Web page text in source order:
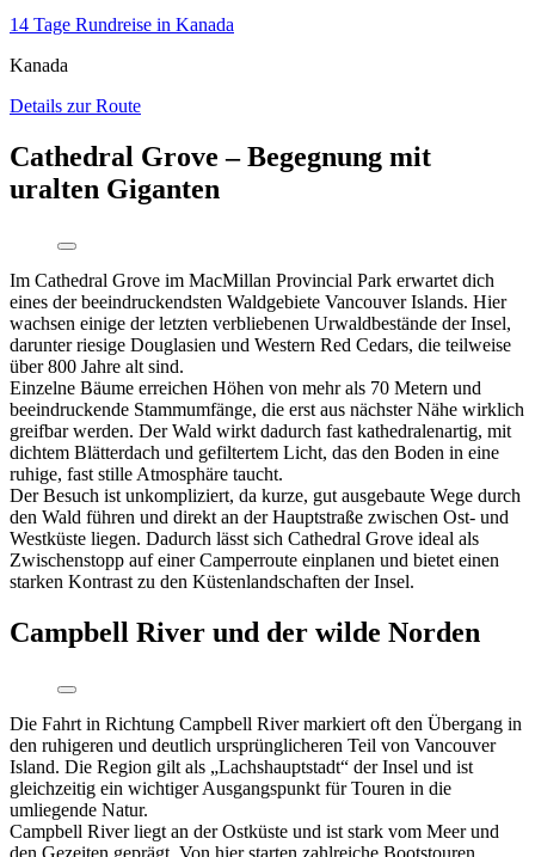
14 Tage Rundreise in Kanada
Kanada
Details zur Route
Cathedral Grove – Begegnung mit
uralten Giganten
Im Cathedral Grove im MacMillan Provincial Park erwartet dich
eines der beeindruckendsten Waldgebiete Vancouver Islands. Hier
wachsen einige der letzten verbliebenen Urwaldbestände der Insel,
darunter riesige Douglasien und Western Red Cedars, die teilweise
über 800 Jahre alt sind.
Einzelne Bäume erreichen Höhen von mehr als 70 Metern und
beeindruckende Stammumfänge, die erst aus nächster Nähe wirklich
greifbar werden. Der Wald wirkt dadurch fast kathedralenartig, mit
dichtem Blätterdach und gefiltertem Licht, das den Boden in eine
ruhige, fast stille Atmosphäre taucht.
Der Besuch ist unkompliziert, da kurze, gut ausgebaute Wege durch
den Wald führen und direkt an der Hauptstraße zwischen Ost- und
Westküste liegen. Dadurch lässt sich Cathedral Grove ideal als
Zwischenstopp auf einer Camperroute einplanen und bietet einen
starken Kontrast zu den Küstenlandschaften der Insel.
Campbell River und der wilde Norden
Die Fahrt in Richtung Campbell River markiert oft den Übergang in
den ruhigeren und deutlich ursprünglicheren Teil von Vancouver
Island. Die Region gilt als „Lachshauptstadt“ der Insel und ist
gleichzeitig ein wichtiger Ausgangspunkt für Touren in die
umliegende Natur.
Campbell River liegt an der Ostküste und ist stark vom Meer und
den Gezeiten geprägt. Von hier starten zahlreiche Bootstouren,